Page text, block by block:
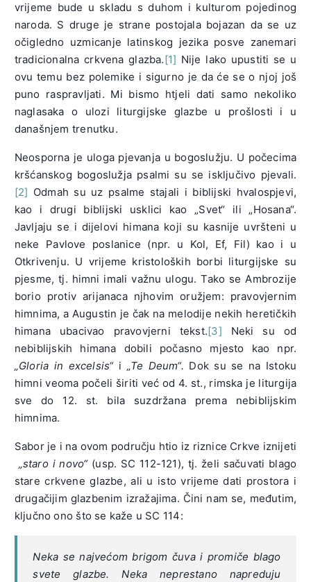
vrijeme bude u skladu s duhom i kulturom pojedinog
naroda. S druge je strane postojala bojazan da se uz
očigledno uzmicanje latinskog jezika posve zanemari
tradicionalna crkvena glazba.[1] Nije lako upustiti se u
ovu temu bez polemike i sigurno je da će se o njoj još
puno raspravljati. Mi bismo htjeli dati samo nekoliko
naglasaka o ulozi liturgijske glazbe u prošlosti i u
današnjem trenutku.
Neosporna je uloga pjevanja u bogoslužju. U počecima
kršćanskog bogoslužja psalmi su se isključivo pjevali.
[2] Odmah su uz psalme stajali i biblijski hvalospjevi,
kao i drugi biblijski usklici kao „Svet“ ili „Hosana“.
Javljaju se i dijelovi himana koji su kasnije uvršteni u
neke Pavlove poslanice (npr. u Kol, Ef, Fil) kao i u
Otkrivenju. U vrijeme kristoloških borbi liturgijske su
pjesme, tj. himni imali važnu ulogu. Tako se Ambrozije
borio protiv arijanaca njhovim oružjem: pravovjernim
himnima, a Augustin je čak na melodije nekih heretičkih
himana ubacivao pravovjerni tekst.[3] Neki su od
nebiblijskih himana dobili počasno mjesto kao npr.
„Gloria in excelsis“i „Te Deum“. Dok su se na Istoku
himni veoma počeli širiti već od 4. st., rimska je liturgija
sve do 12. st. bila suzdržana prema nebiblijskim
himnima.
Sabor je i na ovom području htio iz riznice Crkve iznijeti
„staro i novo“ (usp. SC 112-121), tj. želi sačuvati blago
stare crkvene glazbe, ali u isto vrijeme dati prostora i
drugačijim glazbenim izražajima. Čini nam se, međutim,
ključno ono što se kaže u SC 114:
Neka se najvećom brigom čuva i promiče blago
svete glazbe. Neka neprestano napreduju